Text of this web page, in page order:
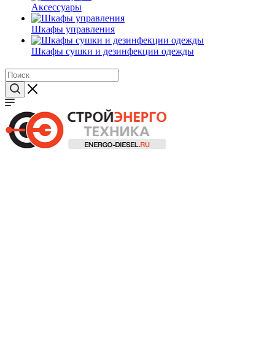
Аксессуары
Шкафы управления
Шкафы сушки и дезинфекции одежды